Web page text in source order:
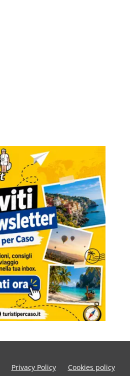
Privacy Policy
Cookies policy